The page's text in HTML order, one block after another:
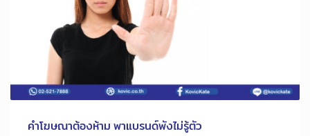
คำโฆษณาต้องห้าม พาแบรนด์พังไม่รู้ตัว